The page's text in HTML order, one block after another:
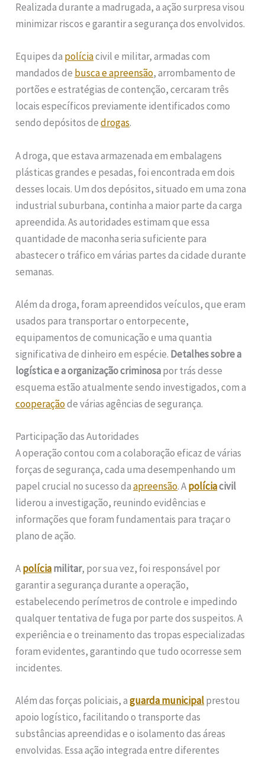
Realizada durante a madrugada, a ação surpresa visou
minimizar riscos e garantir a segurança dos envolvidos.
Equipes da políciacivil e militar, armadas com
mandados de busca e apreensão, arrombamento de
portões e estratégias de contenção, cercaram três
locais específicos previamente identificados como
sendo depósitos dedrogas.
A droga, que estava armazenada em embalagens
plásticas grandes e pesadas, foi encontrada em dois
desses locais. Um dos depósitos, situado em uma zona
industrial suburbana, continha a maior parte da carga
apreendida. As autoridades estimam que essa
quantidade de maconha seria suficiente para
abastecer o tráfico em várias partes da cidade durante
semanas.
Além da droga, foram apreendidos veículos, que eram
usados para transportar o entorpecente,
equipamentos de comunicação e uma quantia
significativa de dinheiro em espécie. Detalhes sobre a
logística e a organização criminosapor trás desse
esquema estão atualmente sendo investigados, com a
cooperaçãode várias agências de segurança.
Participação das Autoridades
A operação contou com a colaboração eficaz de várias
forças de segurança, cada uma desempenhando um
papel crucial no sucesso daapreensão. Apolíciacivil
liderou a investigação, reunindo evidências e
informações que foram fundamentais para traçar o
plano de ação.
Apolíciamilitar, por sua vez, foi responsável por
garantir a segurança durante a operação,
estabelecendo perímetros de controle e impedindo
qualquer tentativa de fuga por parte dos suspeitos. A
experiência e o treinamento das tropas especializadas
foram evidentes, garantindo que tudo ocorresse sem
incidentes.
Além das forças policiais, aguarda municipalprestou
apoio logístico, facilitando o transporte das
substâncias apreendidas e o isolamento das áreas
envolvidas. Essa ação integrada entre diferentes